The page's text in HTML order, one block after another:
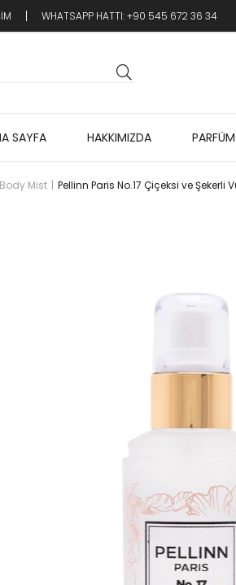
WHATSAPP HATTI: +90 545 672 36 34
SAYFA HAKKIMIZDA PARFÜM
Body Mist Pellinn Paris No.17 Çiçeksi ve